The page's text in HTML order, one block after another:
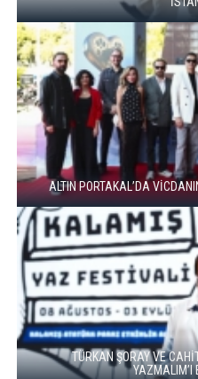
ALTIN PORTAKAL’DA
TÜRKAN ŞORAY VE
YAZMALIM’I